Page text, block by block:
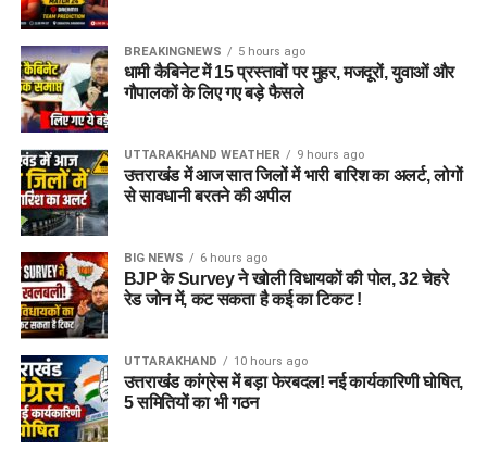
BREAKINGNEWS 5 hours ago
धामी कैबिनेट में 15 प्रस्तावों पर मुहर, मजदूरों, युवाओं और
गौपालकों के लिए गए बड़े फैसले
UTTARAKHAND WEATHER 9 hours ago
उत्तराखंड में आज सात जिलों में भारी बारिश का अलर्ट, लोगों
से सावधानी बरतने की अपील
BIG NEWS 6 hours ago
BJP के Survey ने खोली विधायकों की पोल, 32 चेहरे
रेड जोन में, कट सकता है कई का टिकट !
UTTARAKHAND 10 hours ago
उत्तराखंड कांग्रेस में बड़ा फेरबदल! नई कार्यकारिणी घोषित,
5 समितियों का भी गठन